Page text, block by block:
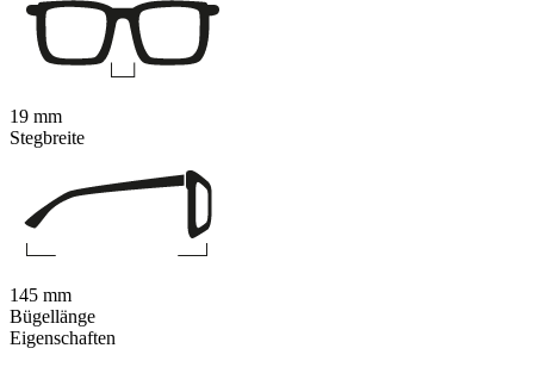
Eigenschaften
19 mm
Stegbreite
145 mm
Bügellänge